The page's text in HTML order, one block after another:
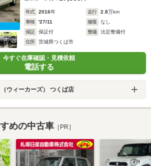
年式 2016年 走行 2.8万km
車検
'27/11 修復
なし
保証
保証付 整備
法定整備付
住所
茨城県つくば市
今すぐ在庫確認・見積依頼
電話する
ウィーカーズ） つくば店
めの中古車 ［PR］